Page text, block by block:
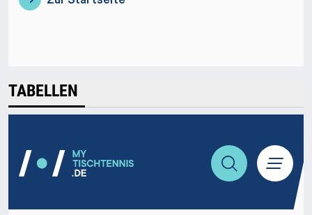
TABELLEN